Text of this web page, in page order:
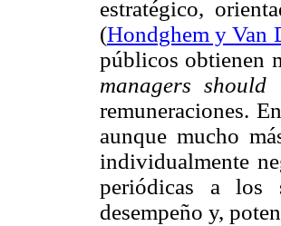
estratégico,
(Hondghem y Van
públicos obtienen
managers
remuneraciones.
aunque mucho
individualmente
periódicas a los
desempeño y,